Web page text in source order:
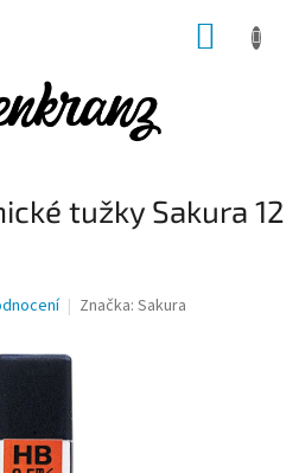
tužky Sakura 12
Značka: Sakura